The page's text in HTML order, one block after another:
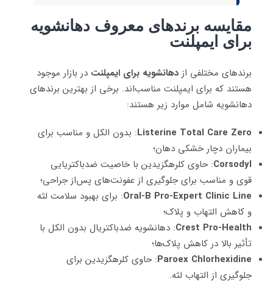
مقایسه برندهای معروف دهانشویه
برای ایمپلنت
برندهای مختلفی از دهانشویه برای ایمپلنت در بازار موجود
هستند که برای ایمپلنت مناسب‌اند. برخی از بهترین برندهای
دهانشویه شامل موارد زیر هستند:
Listerine Total Care Zero: بدون الکل و مناسب برای
بیماران دچار خشکی دهان؛
Corsodyl: حاوی کلرهگزیدین با خاصیت ضدباکتریایی
قوی و مناسب برای جلوگیری از عفونت‌های پس‌از جراحی؛
Oral-B Pro-Expert Clinic Line: برای بهبود سلامت لثه
و کاهش التهاب و پلاک؛
Crest Pro-Health: دهانشویه ضدباکتریال بدون الکل با
تأثیر بالا در کاهش پلاک‌ها؛
Paroex Chlorhexidine: حاوی کلرهگزیدین برای
جلوگیری از التهاب لثه.